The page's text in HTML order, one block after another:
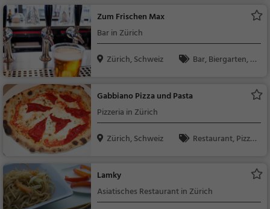
Abendessen, Mittage
Zum Frischen Max
Bar in Zürich
Zürich, Schweiz
Bar, Biergarten, R
rill, Deutsch, Mittages
Gabbiano Pizza und Pasta
Pizzeria in Zürich
Zürich, Schweiz
Restaurant, Pizza,
Lamky
Asiatisches Restaurant in Zürich